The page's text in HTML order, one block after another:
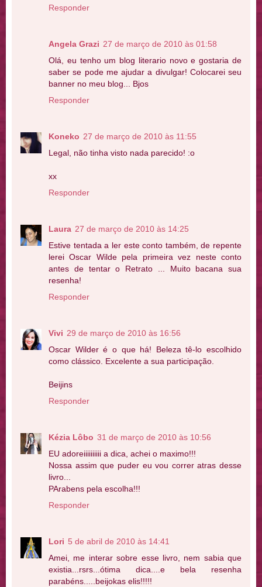
Responder
Angela Grazi 27 de março de 2010 às 01:58
Olá, eu tenho um blog literario novo e gostaria de
saber se pode me ajudar a divulgar! Colocarei seu
banner no meu blog... Bjos
Responder
Koneko 27 de março de 2010 às 11:55
Legal, não tinha visto nada parecido! :o
xx
Responder
Laura 27 de março de 2010 às 14:25
Estive tentada a ler este conto também, de repente
lerei Oscar Wilde pela primeira vez neste conto
antes de tentar o Retrato ... Muito bacana sua
resenha!
Responder
Vivi 29 de março de 2010 às 16:56
Oscar Wilder é o que há! Beleza tê-lo escolhido
como clássico. Excelente a sua participação.
Beijins
Responder
Kézia Lôbo 31 de março de 2010 às 10:56
EU adoreiiiiiiiiii a dica, achei o maximo!!!
Nossa assim que puder eu vou correr atras desse
livro...
PArabens pela escolha!!!
Responder
Lori 5 de abril de 2010 às 14:41
Amei, me interar sobre esse livro, nem sabia que
existia...rsrs...ótima dica....e bela resenha
parabéns.....beijokas elis!!!!!